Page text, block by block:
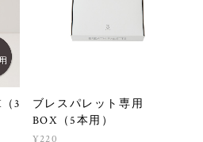
3
ブレスパレット専用
BOX（5本用）